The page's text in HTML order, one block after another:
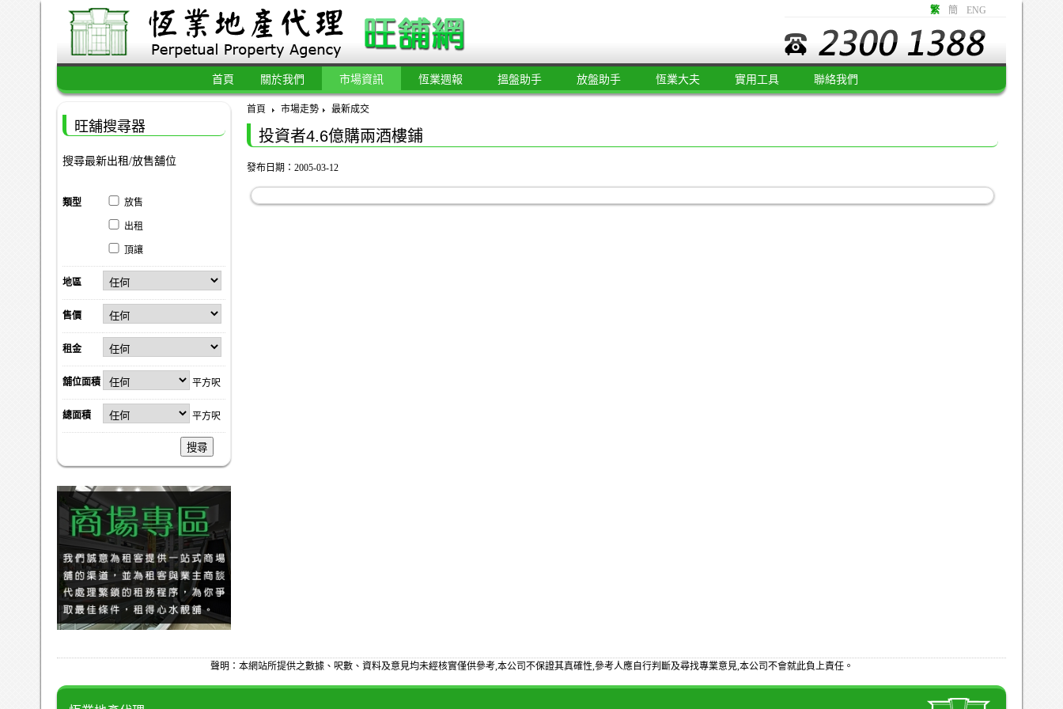
繁 簡 ENG
首頁 關於我們 市場資訊 恆業週報 搵盤助手 放盤助手 恆業大夫 實用工具 聯絡我們
首頁 市場走勢 最新成交
投資者4.6億購兩酒樓鋪
發布日期：2005-03-12
旺舖搜尋器
搜尋最新出租/放售舖位
類型 放售
出租
頂讓
地區
售價
租金
舖位面積 平方呎
總面積 平方呎
搜尋
聲明：本網站所提供之數據、呎數、資料及意見均未經核實僅供參考,本公司不保證其真確性,參考人應自行判斷及尋找專業意見,本公司不會就此負上責任。